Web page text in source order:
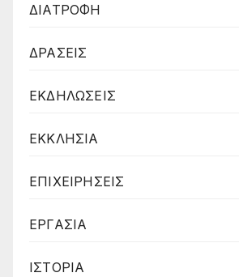
ΔΙΑΤΡΟΦΗ
ΔΡΑΣΕΙΣ
ΕΚΔΗΛΩΣΕΙΣ
ΕΚΚΛΗΣΙΑ
ΕΠΙΧΕΙΡΗΣΕΙΣ
ΕΡΓΑΣΙΑ
ΙΣΤΟΡΙΑ